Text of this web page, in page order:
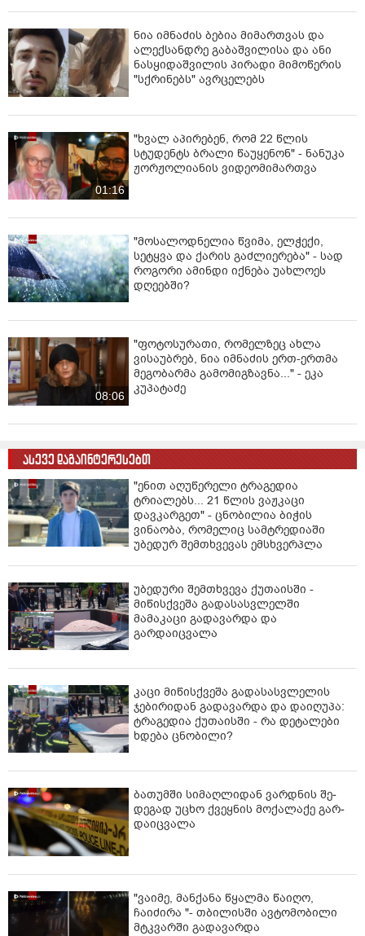
ნია იმნაძის ბებია მიმართვას და
ალექსანდრე გაბაშვილისა და ანი
ნასყიდაშვილის პირადი მიმოწერის
"სქრინებს" ავრცელებს
01:16
"ხვალ აპირებენ, რომ 22 წლის
სტუდენტს ბრალი წაუყენონ" - ნანუკა
ჟორჟოლიანის ვიდეომიმართვა
"მოსალოდნელია წვიმა, ელჭექი,
სეტყვა და ქარის გაძლიერება" - სად
როგორი ამინდი იქნება უახლოეს
დღეებში?
08:06
"ფოტოსურათი, რომელზეც ახლა
ვისაუბრებ, ნია იმნაძის ერთ-ერთმა
მეგობარმა გამომიგზავნა..." - ეკა
კუპატაძე
ასევე დაგაინტერესებთ
"ენით აღუწერელი ტრაგედია
ტრიალებს... 21 წლის ვაჟკაცი
დავკარგეთ" - ცნობილია ბიჭის
ვინაობა, რომელიც სამტრედიაში
უბედურ შემთხვევას ემსხვერპლა
უბედური შემთხვევა ქუთაისში -
მიწისქვეშა გადასასვლელში
მამაკაცი გადავარდა და
გარდაიცვალა
კაცი მიწისქვეშა გადასასვლელის
ჯებირიდან გადავარდა და დაიღუპა:
ტრაგედია ქუთაისში - რა დეტალები
ხდება ცნობილი?
ბა­თუმ­ში სი­მაღ­ლი­დან ვარ­დნის შე­
დე­გად უცხო ქვეყ­ნის მო­ქა­ლა­ქე გარ­
და­იც­ვა­ლა
"ვაიმე, მანქანა წყალმა წაიღო,
ჩაიძირა "- თბილისში ავტომობილი
მტკვარში გადავარდა